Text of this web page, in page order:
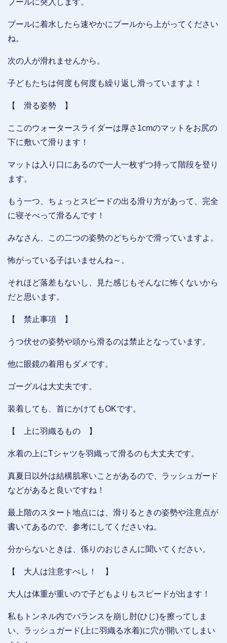
プールに突入します。
プールに着水したら速やかにプールから上がってください
ね。
次の人が滑れませんから。
子どもたちは何度も何度も繰り返し滑っていますよ！
【 滑る姿勢 】
ここのウォータースライダーは厚さ1cmのマットをお尻の
下に敷いて滑ります！
マットは入り口にあるので一人一枚ずつ持って階段を登り
ます。
もう一つ、ちょっとスピードの出る滑り方があって、完全
に寝そべって滑るんです！
みなさん、この二つの姿勢のどちらかで滑っていますよ。
怖がっている子はいませんね～。
それほど落差もないし、見た感じもそんなに怖くないから
だと思います。
【 禁止事項 】
うつ伏せの姿勢や頭から滑るのは禁止となっています。
他に眼鏡の着用もダメです。
ゴーグルは大丈夫です。
装着しても、首にかけてもOKです。
【 上に羽織るもの 】
水着の上にTシャツを羽織って滑るのも大丈夫です。
真夏日以外は結構肌寒いことがあるので、ラッシュガード
などがあると良いですね！
最上階のスタート地点には、滑りるときの姿勢や注意点が
書いてあるので、参考にしてくださいね。
分からないときは、係りのおじさんに聞いてください。
【 大人は注意すべし！ 】
大人は体重が重いので子どもよりもスピードが出ます！
私もトンネル内でバランスを崩し肘(ひじ)を擦ってしま
い、ラッシュガード(上に羽織る水着)に穴が開いてしまい